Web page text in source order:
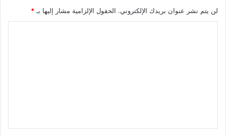
لن يتم نشر عنوان بريدك الإلكتروني. الحقول الإلزامية مشار إليها بـ *